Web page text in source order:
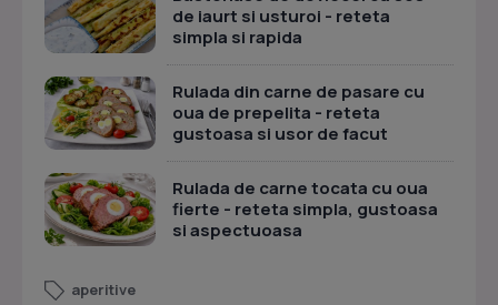
de iaurt si usturoi - reteta
simpla si rapida
Rulada din carne de pasare cu
oua de prepelita - reteta
gustoasa si usor de facut
Rulada de carne tocata cu oua
fierte - reteta simpla, gustoasa
si aspectuoasa
aperitive